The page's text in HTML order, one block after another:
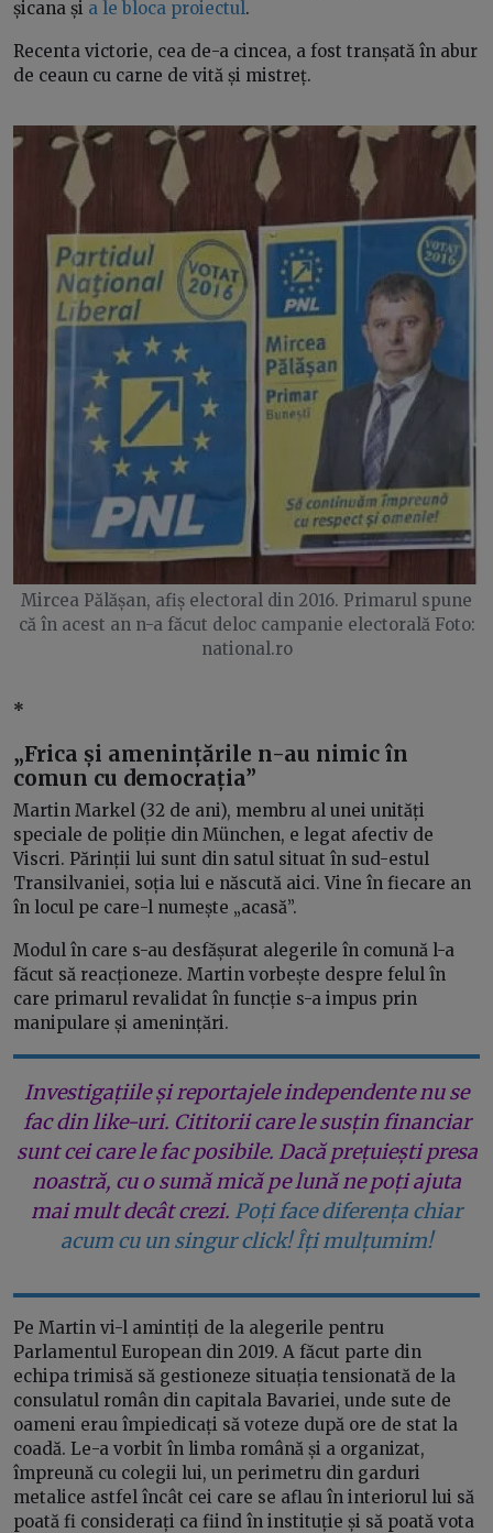
șicana și a le bloca proiectul.
Recenta victorie, cea de-a cincea, a fost tranșată în abur
de ceaun cu carne de vită și mistreț.
Mircea Pălășan, afiș electoral din 2016. Primarul spune
că în acest an n-a făcut deloc campanie electorală Foto:
national.ro
*
„Frica și amenințările n-au nimic în
comun cu democrația”
Martin Markel (32 de ani), membru al unei unități
speciale de poliție din München, e legat afectiv de
Viscri. Părinții lui sunt din satul situat în sud-estul
Transilvaniei, soția lui e născută aici. Vine în fiecare an
în locul pe care-l numește „acasă”.
Modul în care s-au desfășurat alegerile în comună l-a
făcut să reacționeze. Martin vorbește despre felul în
care primarul revalidat în funcție s-a impus prin
manipulare și amenințări.
Investigațiile și reportajele independente nu se
fac din like-uri. Cititorii care le susțin financiar
sunt cei care le fac posibile. Dacă prețuiești presa
noastră, cu o sumă mică pe lună ne poți ajuta
mai mult decât crezi. Poți face diferența chiar
acum cu un singur click! Îți mulțumim!
Pe Martin vi-l amintiți de la alegerile pentru
Parlamentul European din 2019. A făcut parte din
echipa trimisă să gestioneze situația tensionată de la
consulatul român din capitala Bavariei, unde sute de
oameni erau împiedicați să voteze după ore de stat la
coadă. Le-a vorbit în limba română și a organizat,
împreună cu colegii lui, un perimetru din garduri
metalice astfel încât cei care se aflau în interiorul lui să
poată fi considerați ca fiind în instituție și să poată vota